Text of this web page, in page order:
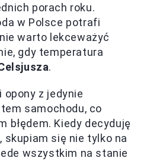
porach roku.
w Polsce potrafi
warto lekceważyć
gdy temperatura
.
z jedynie
samochodu, co
błędem. Kiedy decyduję
skupiam się nie tylko na
wszystkim na stanie